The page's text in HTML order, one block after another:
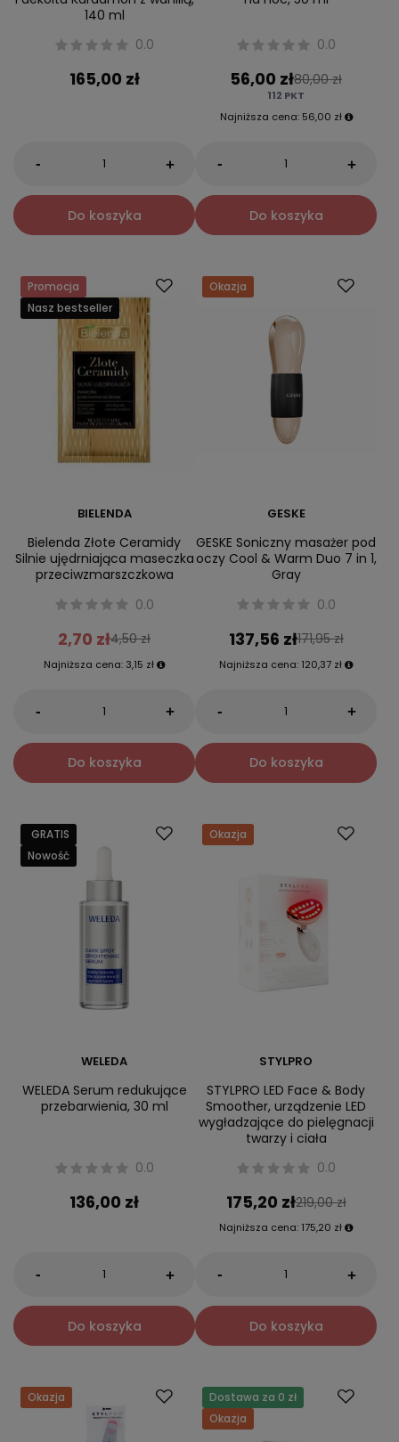
140 ml
0.0
165,00 zł
- +
Do koszyka
0.0
56,00 zł80,00 zł
112 PKT
Najniższa cena: 56,00 zł
- +
Do koszyka
Promocja
Nasz bestseller
BIELENDA
Bielenda Złote Ceramidy
Silnie ujędrniająca maseczka
przeciwzmarszczkowa
0.0
2,70 zł4,50 zł
Najniższa cena: 3,15 zł
- +
Do koszyka
Okazja
GESKE
GESKE Soniczny masażer pod
oczy Cool & Warm Duo 7 in 1,
Gray
0.0
137,56 zł171,95 zł
Najniższa cena: 120,37 zł
- +
Do koszyka
GRATIS
Nowość
WELEDA
WELEDA Serum redukujące
przebarwienia, 30 ml
0.0
136,00 zł
- +
Do koszyka
Okazja
STYLPRO
STYLPRO LED Face & Body
Smoother, urządzenie LED
wygładzające do pielęgnacji
twarzy i ciała
0.0
175,20 zł219,00 zł
Najniższa cena: 175,20 zł
- +
Do koszyka
Okazja
Dostawa za 0 zł
Okazja